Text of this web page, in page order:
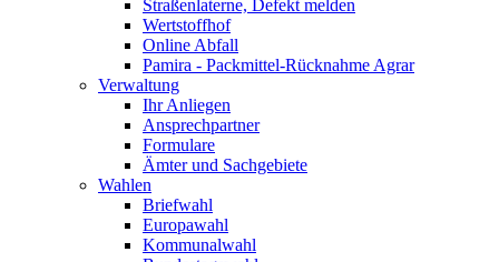
Straßenlaterne, Defekt melden
Wertstoffhof
Online Abfall
Pamira - Packmittel-Rücknahme Agrar
Verwaltung
Ihr Anliegen
Ansprechpartner
Formulare
Ämter und Sachgebiete
Wahlen
Briefwahl
Europawahl
Kommunalwahl